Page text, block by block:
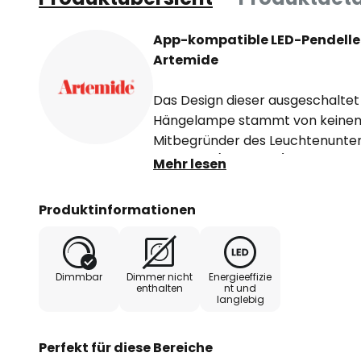
App-kompatible LED-
Artemide
Das Design dieser
Hängelampe stammt von
Mitbegründer des
Gismondi (1931-2020). Der
der Entwicklung und Produktion
die inzwischen weltweit agiert
hochwertigen Design-Produkte
Das Besondere an Discovery
bestehend aus einem schmalen
Mehr lesen
Produktinformationen
Dimmbar
Dimmer nicht
enthalten
Energieeffizie
nt und
langlebig
Perfekt für diese Bereiche